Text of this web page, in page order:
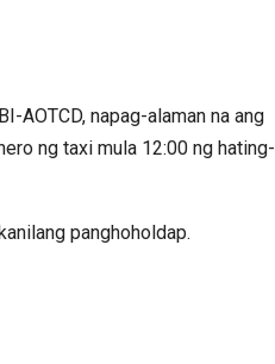
AOTCD, napag-alaman na ang
ng taxi mula 12:00 ng hating-
panghoholdap.